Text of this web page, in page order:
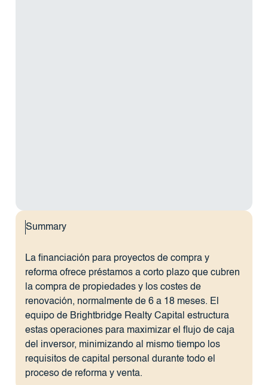
Summary
La financiación para proyectos de compra y
reforma ofrece préstamos a corto plazo que cubren
la compra de propiedades y los costes de
renovación, normalmente de 6 a 18 meses. El
equipo de Brightbridge Realty Capital estructura
estas operaciones para maximizar el flujo de caja
del inversor, minimizando al mismo tiempo los
requisitos de capital personal durante todo el
proceso de reforma y venta.